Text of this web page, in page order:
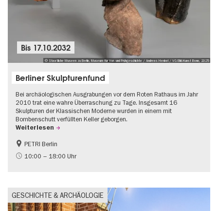
© Staatliche Museen zu Berlin, Museum für Vor- und Frühgeschichte / Andreas Henkel / VG Bild-Kunst Bonn, 2025
Bis 17.10.2032
Berliner Skulpturenfund
Bei archäologischen Ausgrabungen vor dem Roten Rathaus im Jahr
2010 trat eine wahre Überraschung zu Tage. Insgesamt 16
Skulpturen der Klassischen Moderne wurden in einem mit
Bombenschutt verfüllten Keller geborgen.
Weiterlesen
NS-Geschichte
PETRI Berlin
10:00 – 18:00 Uhr
GESCHICHTE & ARCHÄOLOGIE